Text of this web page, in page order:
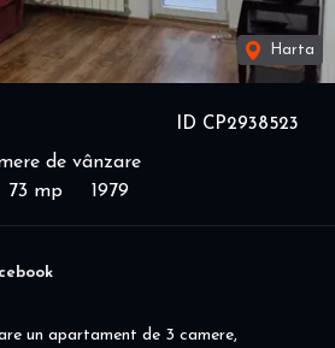
ID CP2938523
de vânzare
73 mp 1979
Harta
un apartament de 3 camere,